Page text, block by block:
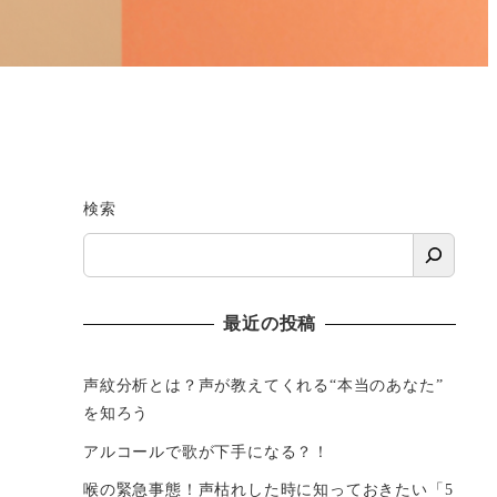
検索
最近の投稿
声紋分析とは？声が教えてくれる“本当のあなた”
を知ろう
アルコールで歌が下手になる？！
喉の緊急事態！声枯れした時に知っておきたい「5